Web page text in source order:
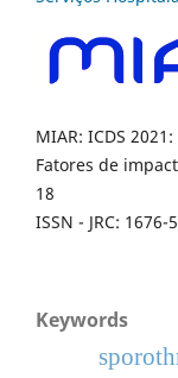
MIAR: ICDS 2021:
Fatores de
18
ISSN - JRC: 1676-
Keywords